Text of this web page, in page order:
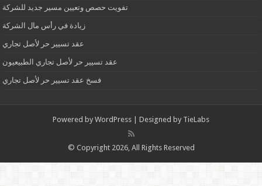
تفويت حصص وتعيين مسير جديد للشركة
زيادة في رأس مال الشركة
عقد تسيير حر لأصل تجاري
عقد تسيير حر لأصل تجاري الطبيعيون
فسخ عقد تسيير حر لأصل تجاري
Powered by WordPress | Designed by TieLabs
© Copyright 2026, All Rights Reserved